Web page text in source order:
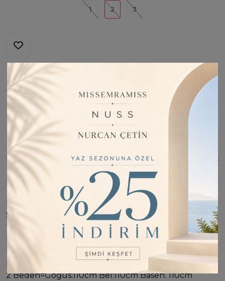
1 2 3
Barkod:
MİSS47122
Değişim Kabul Edilir
Bu Ürünü Paylaş
ÜRÜN BILGISI
Hassas üründür. %65 rayon %35polyester
Missemramiss Amore Taş İşlemeli Triko Elbise 4712
Siyah
Taş işlemelidir.Hem şık hem spor
kombinleyebileceğiniz bir ürün.
Bedenler: 1-2-3 şeklindedir. 1 Beden=Göğüs:106cm
Bel:106cm Basen: 106cm Boy:121cmcivarıdır.
2 Beden=Göğüs:110cm Bel:110cm Basen: 110cm